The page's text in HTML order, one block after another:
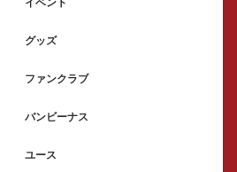
グッズ
ファンクラブ
バンビーナス
ユース